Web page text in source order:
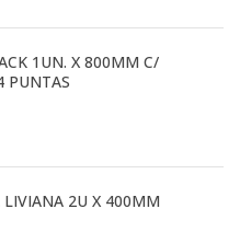
1UN. X 800MM C/
PUNTAS
LIVIANA 2U X 400MM